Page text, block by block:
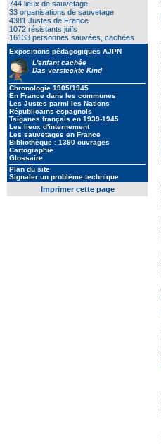
744 lieux de sauvetage
33 organisations de sauvetage
4381 Justes de France
1072 résistants juifs
16133 personnes sauvées, cachées
Expositions pédagogiques AJPN
L'enfant cachée
Das versteckte Kind
Chronologie 1905/1945
En France dans les communes
Les Justes parmi les Nations
Républicains espagnols
Tsiganes français en 1939-1945
Les lieux d'internement
Les sauvetages en France
Bibliothèque : 1390 ouvrages
Cartographie
Glossaire
Plan du site
Signaler un problème technique
Imprimer cette page